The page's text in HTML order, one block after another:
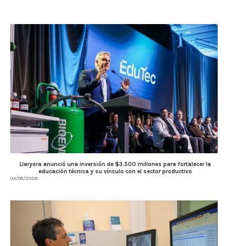
Llaryora anunció una inversión de $3.500 millones para fortalecer la
educación técnica y su vínculo con el sector productivo
04/08/2026